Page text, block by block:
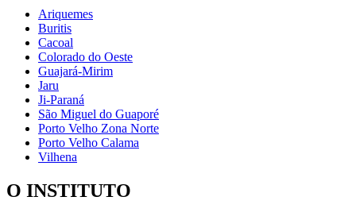
Ariquemes
Buritis
Cacoal
Colorado do Oeste
Guajará-Mirim
Jaru
Ji-Paraná
São Miguel do Guaporé
Porto Velho Zona Norte
Porto Velho Calama
Vilhena
O INSTITUTO